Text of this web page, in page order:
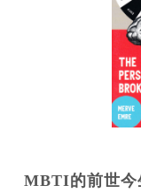
教會歷史
靈修／禱告
信徒生活
教會事工
社會／倫理
MBTI的前世今